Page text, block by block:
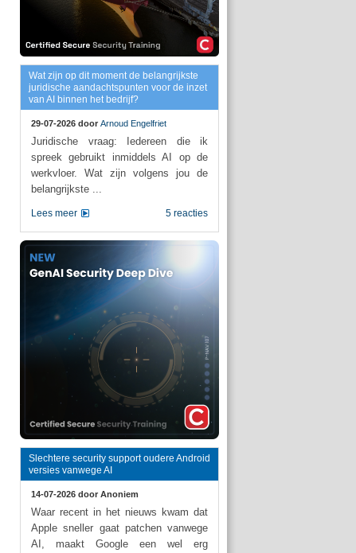
Wat zijn op dit moment de belangrijkste
juridische aandachtspunten voor de inzet
van AI binnen het bedrijf?
29-07-2026 door Arnoud Engelfriet
Juridische vraag: Iedereen die ik
spreek gebruikt inmiddels AI op de
werkvloer. Wat zijn volgens jou de
belangrijkste ...
5 reacties
Lees meer
Slechtere security support oudere Android
versies vanwege AI
14-07-2026 door Anoniem
Waar recent in het nieuws kwam dat
Apple sneller gaat patchen vanwege
AI, maakt Google een wel erg